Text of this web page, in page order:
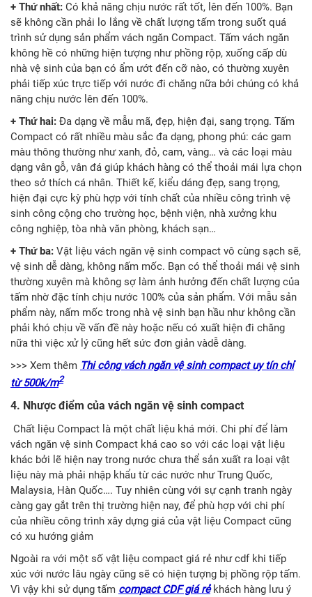
+ Thứ nhất: Có khả năng chịu nước rất tốt, lên đến 100%. Bạn
sẽ không cần phải lo lắng về chất lượng tấm trong suốt quá
trình sử dụng sản phẩm vách ngăn Compact. Tấm vách ngăn
không hề có những hiện tượng như phồng rộp, xuống cấp dù
nhà vệ sinh của bạn có ẩm ướt đến cỡ nào, có thường xuyên
phải tiếp xúc trực tiếp với nước đi chăng nữa bởi chúng có khả
năng chịu nước lên đến 100%.
+ Thứ hai: Đa dạng về mẫu mã, đẹp, hiện đại, sang trọng. Tấm
Compact có rất nhiều màu sắc đa dạng, phong phú: các gam
màu thông thường như xanh, đỏ, cam, vàng… và các loại màu
dạng vân gỗ, vân đá giúp khách hàng có thể thoải mái lựa chọn
theo sở thích cá nhân. Thiết kế, kiểu dáng đẹp, sang trọng,
hiện đại cực kỳ phù hợp với tính chất của nhiều công trình vệ
sinh công cộng cho trường học, bệnh viện, nhà xưởng khu
công nghiệp, tòa nhà văn phòng, khách sạn…
+ Thứ ba: Vật liệu vách ngăn vệ sinh compact vô cùng sạch sẽ,
vệ sinh dễ dàng, không nấm mốc. Bạn có thể thoải mái vệ sinh
thường xuyên mà không sợ làm ảnh hưởng đến chất lượng của
tấm nhờ đặc tính chịu nước 100% của sản phẩm. Với mẫu sản
phẩm này, nấm mốc trong nhà vệ sinh bạn hầu như không cần
phải khó chịu về vấn đề này hoặc nếu có xuất hiện đi chăng
nữa thì việc xử lý cũng hết sức đơn giản vàdễ dàng.
>>> Xem thêm Thi công vách ngăn vệ sinh compact uy tín chỉ
từ 500k/m2
4. Nhược điểm của vách ngăn vệ sinh compact
Chất liệu Compact là một chất liệu khá mới. Chi phí để làm
vách ngăn vệ sinh Compact khá cao so với các loại vật liệu
khác bởi lẽ hiện nay trong nước chưa thể sản xuất ra loại vật
liệu này mà phải nhập khẩu từ các nước như Trung Quốc,
Malaysia, Hàn Quốc…. Tuy nhiên cùng với sự cạnh tranh ngày
càng gay gắt trên thị trường hiện nay, để phù hợp với chi phí
của nhiều công trình xây dựng giá của vật liệu Compact cũng
có xu hướng giảm
Ngoài ra với một số vật liệu compact giá rẻ như cdf khi tiếp
xúc với nước lâu ngày cũng sẽ có hiện tượng bị phồng rộp tấm.
Vì vậy khi sử dụng tấm compact CDF giá rẻkhách hàng lưu ý